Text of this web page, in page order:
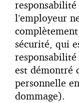
l’employeur
sécurité, qui
responsabilité
est démontré
personnelle
dommage).